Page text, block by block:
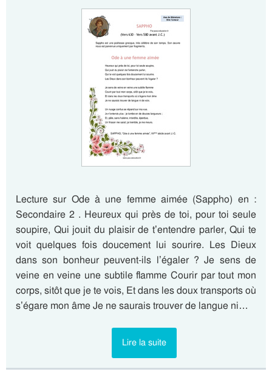
Lecture sur Ode à une femme aimée (Sappho) en :
Secondaire 2 . Heureux qui près de toi, pour toi seule
soupire, Qui jouit du plaisir de t’entendre parler, Qui te
voit quelques fois doucement lui sourire. Les Dieux
dans son bonheur peuvent-ils l’égaler ? Je sens de
veine en veine une subtile flamme Courir par tout mon
corps, sitôt que je te vois, Et dans les doux transports où
s’égare mon âme Je ne saurais trouver de langue ni…
Lire la suite